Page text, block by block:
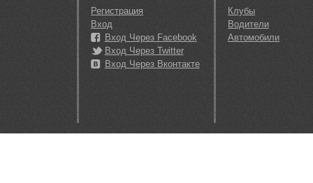
Регистрация
Вход
Вход Через Facebook
Вход Через Twitter
Вход Через Вконтакте
Клубы
Водители
Автомобили